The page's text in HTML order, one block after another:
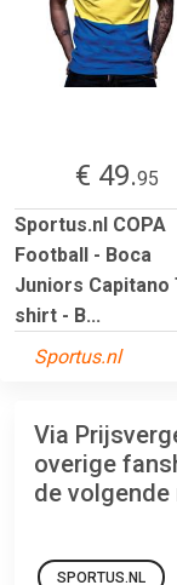
€ 49.95
Sportus.nl COPA
Football - Boca
Juniors Capitano
shirt - B...
Sportus.nl
Via
overige
de volgende
SPORTUS.NL